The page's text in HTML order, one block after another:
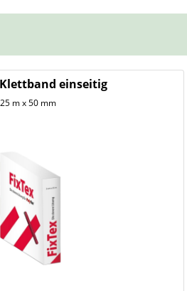
FixTex ® Klettband einseitig
25 m x 50 mm